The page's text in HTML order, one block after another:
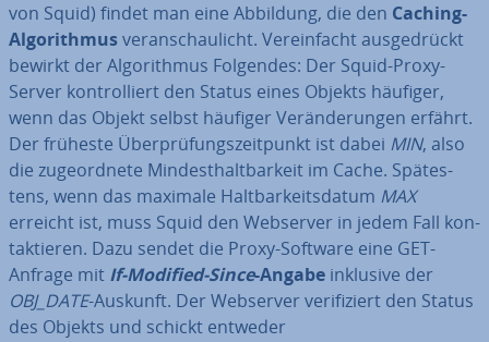
von Squid) findet man eine Abbildung, die den Caching-
Al­go­rith­musver­an­schau­licht. Ver­ein­facht aus­ge­drückt
bewirkt der Al­go­rith­mus Folgendes: Der Squid-Proxy-
Server kon­trol­liert den Status eines Objekts häufiger,
wenn das Objekt selbst häufiger Ver­än­de­run­gen erfährt.
Der früheste Über­prü­fungs­zeit­punkt ist dabei MIN, also
die zu­ge­ord­ne­te Min­dest­halt­bar­keit im Cache. Spä­tes­
tens, wenn das maximale Halt­bar­keits­da­tum MAX
erreicht ist, muss Squid den Webserver in jedem Fall kon­
tak­tie­ren. Dazu sendet die Proxy-Software eine GET-
Anfrage mit If-Modified-Since-Angabe inklusive der
OBJ_DATE-Auskunft. Der Webserver ve­ri­fi­ziert den Status
des Objekts und schickt entweder